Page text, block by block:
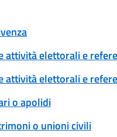
attività elettorali e
elettorali e
o apolidi
o unioni civili